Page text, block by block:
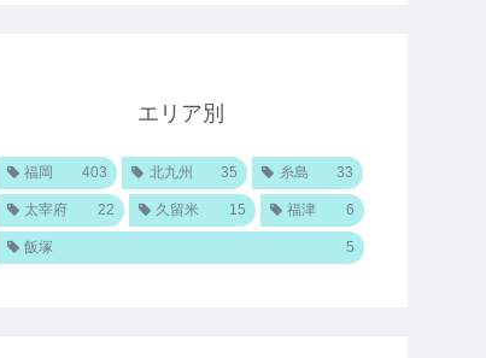
エリア別
福岡 403 北九州 35 糸島 33
太宰府 22 久留米 15 福津 6
飯塚 5